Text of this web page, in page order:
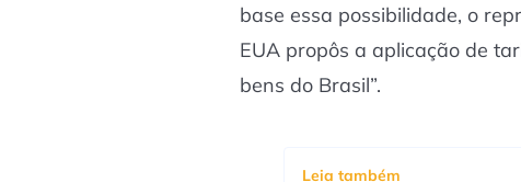
base essa possibilidade, o
EUA propôs a aplicação de
bens do Brasil”.
Leia também